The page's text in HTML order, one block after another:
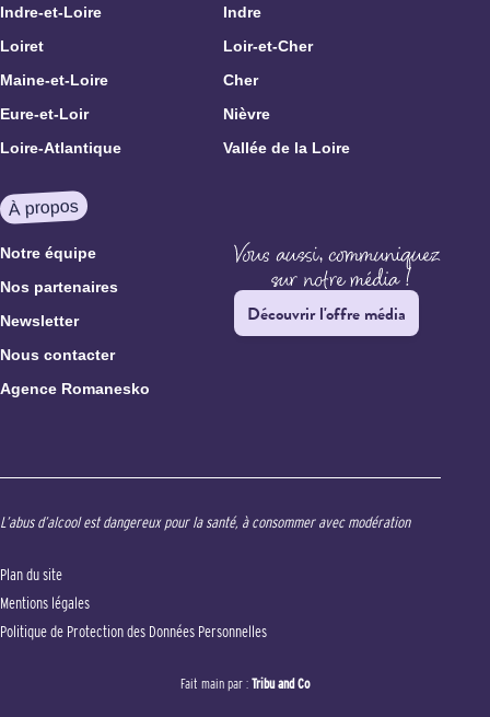
Indre-et-Loire
Indre
Loiret
Loir-et-Cher
Maine-et-Loire
Cher
Eure-et-Loir
Nièvre
Loire-Atlantique
Vallée de la Loire
À propos
Notre équipe
Nos partenaires
Newsletter
Nous contacter
Agence Romanesko
Découvrir l'offre média
L’abus d’alcool est dangereux pour la santé, à consommer avec modération
Plan du site
Mentions légales
Politique de Protection des Données Personnelles
Fait main par : Tribu and Co